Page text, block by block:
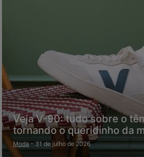
Veja V-90: tudo sobre o
tornando o queridinho da
Moda - 31 de julho de 2026